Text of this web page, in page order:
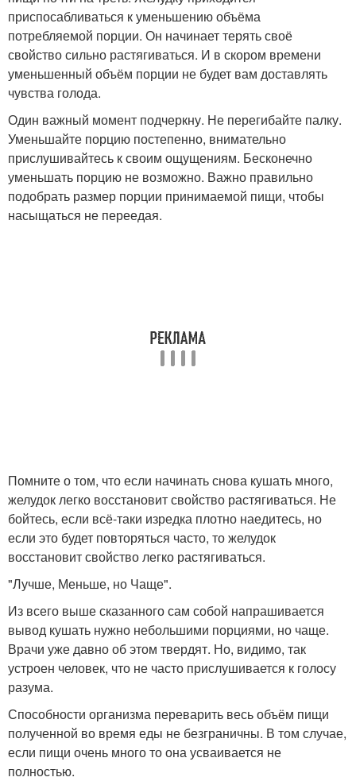
приспосабливаться к уменьшению объёма
потребляемой порции. Он начинает терять своё
свойство сильно растягиваться. И в скором времени
уменьшенный объём порции не будет вам доставлять
чувства голода.
Один важный момент подчеркну. Не перегибайте палку.
Уменьшайте порцию постепенно, внимательно
прислушивайтесь к своим ощущениям. Бесконечно
уменьшать порцию не возможно. Важно правильно
подобрать размер порции принимаемой пищи, чтобы
насыщаться не переедая.
Помните о том, что если начинать снова кушать много,
желудок легко восстановит свойство растягиваться. Не
бойтесь, если всё-таки изредка плотно наедитесь, но
если это будет повторяться часто, то желудок
восстановит свойство легко растягиваться.
"Лучше, Меньше, но Чаще".
Из всего выше сказанного сам собой напрашивается
вывод кушать нужно небольшими порциями, но чаще.
Врачи уже давно об этом твердят. Но, видимо, так
устроен человек, что не часто прислушивается к голосу
разума.
Способности организма переварить весь объём пищи
полученной во время еды не безграничны. В том случае,
если пищи очень много то она усваивается не
полностью.